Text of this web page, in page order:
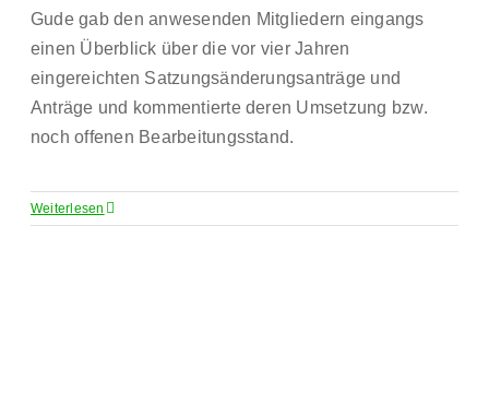
Gude gab den anwesenden Mitgliedern eingangs
einen Überblick über die vor vier Jahren
eingereichten Satzungsänderungsanträge und
Anträge und kommentierte deren Umsetzung bzw.
noch offenen Bearbeitungsstand.
Weiterlesen